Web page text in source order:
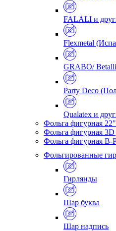
FALALI и
Flexmetal
GRABO/
Party Deco
Qualatex и
Фольга фигурная
Фольга фигурная 3D
Фольга фигурная B-
Фольгированные
Гирлянды
Шар буква
Шар надпись